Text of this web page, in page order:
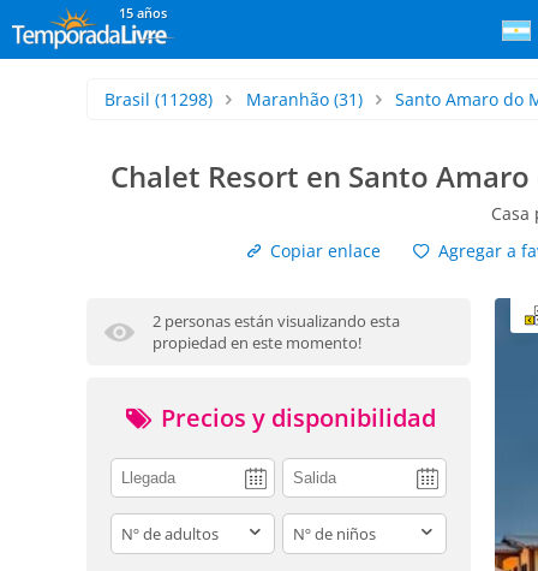
15 años
Brasil (11298) Maranhão(31) Santo Amaro do
Chalet Resort en Santo
Copiar enlace
Agregar a
2 personas están visualizando esta
propiedad en este momento!
Precios y disponibilidad
adults children